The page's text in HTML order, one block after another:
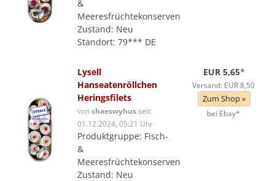
&
Meeresfrüchtekonserven
Zustand: Neu
Standort: 79*** DE
Lysell
Hanseatenröllchen
Heringsfilets
vonchaeswyhusseit
01.12.2024, 05:21 Uhr
Produktgruppe: Fisch-
&
Meeresfrüchtekonserven
Zustand: Neu
EUR 5,65*
Versand: EUR 8,50
Zum Shop »
bei Ebay*